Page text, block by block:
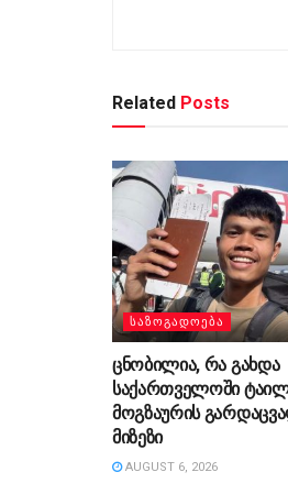
Related Posts
ᲡᲐᲖᲝᲒᲐᲓᲝᲔᲑᲐ
ცნობილია, რა გახდა
საქართველოში
მოგზაურის
მიზეზი
AUGUST 6, 2026